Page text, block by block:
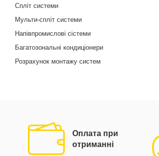
Спліт системи
Мульти-спліт системи
Напівпромислові сістеми
Багатозональні кондиціонери
Розрахунок монтажу систем
Оплата при
отриманні